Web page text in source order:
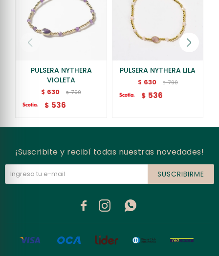
PULSERA NYTHERA
VIOLETA
$ 630 $ 790
$ 536
PULSERA NYTHERA LILA
$ 630 $ 790
$ 536
¡Suscribite y recibí todas nuestras novedades!
SUSCRIBIRME
  